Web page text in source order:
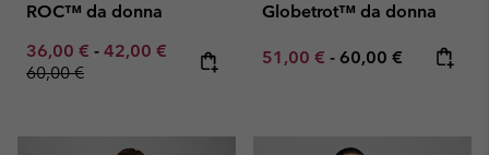
ROC™ da donna
Minimum sale price:
36,00 € - Maximum sale price:
42,00 € Regular price:
60,00 €
Globetrot™ da donna
Minimum sale price:
51,00 € - Maximum price:
60,00 €